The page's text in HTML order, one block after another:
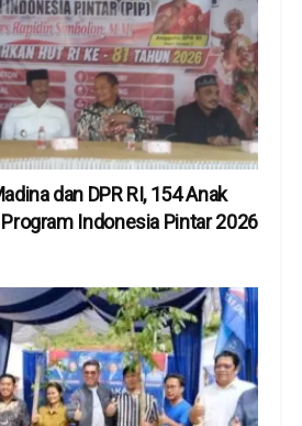
dan DPR RI, 154 Anak
Indonesia Pintar 2026